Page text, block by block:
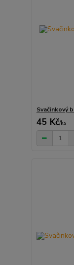
Svačinkový
45 Kč/ks